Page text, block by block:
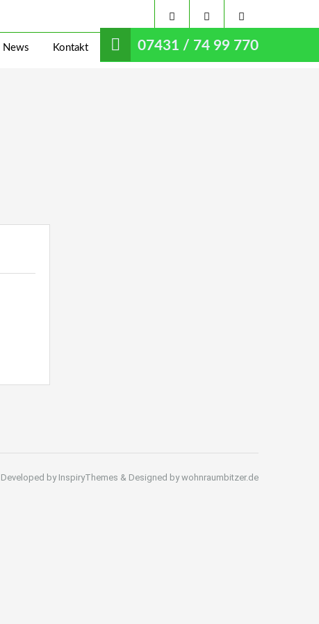
07431 / 74 99 770
News Kontakt
Developed by InspiryThemes & Designed by wohnraumbitzer.de